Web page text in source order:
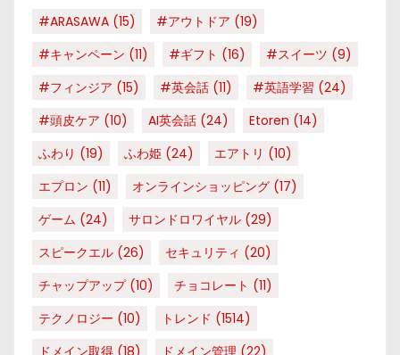
#ARASAWA (15) #アウトドア (19)
#キャンペーン (11) #ギフト (16) #スイーツ (9)
#フィンジア (15) #英会話 (11) #英語学習 (24)
#頭皮ケア (10) AI英会話 (24) Etoren (14)
ふわり (19) ふわ姫 (24) エアトリ (10)
エプロン (11) オンラインショッピング (17)
ゲーム (24) サロンドロワイヤル (29)
スピークエル (26) セキュリティ (20)
チャップアップ(10) チョコレート (11)
テクノロジー (10) トレンド (1514)
ドメイン取得 (18) ドメイン管理 (22)